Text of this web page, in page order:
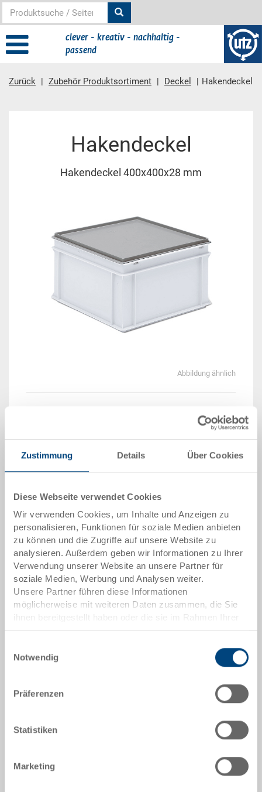
Zustimmung Details Über Cookies
Diese Webseite verwendet Cookies
Wir verwenden Cookies, um Inhalte und Anzeigen zu
personalisieren, Funktionen für soziale Medien anbieten
zu können und die Zugriffe auf unsere Website zu
analysieren. Außerdem geben wir Informationen zu Ihrer
Verwendung unserer Website an unsere Partner für
soziale Medien, Werbung und Analysen weiter.
Unsere Partner führen diese Informationen
möglicherweise mit weiteren Daten zusammen, die Sie
Nutzung der Dienste gesammelt haben.
Notwendig
Präferenzen
Statistiken
Marketing
clever - kreativ - nachhaltig -
passend
Zurück Zubehör Produktsortiment Deckel Hakendeckel
Hakendeckel
Hakendeckel 400x400x28 mm
Abbildung ähnlich
Artikeldaten
Bestellnummer
38-1966-2-11.7000.0101
Aussenmasse:
400 x 400 x 28 mm
Farbe:
RAL 7001 |Weitere Farben auf Anfrage
Angebot anfordern
Technische Daten
400x400x28 mm, mit Schnappverschlüssen, zu RAKO